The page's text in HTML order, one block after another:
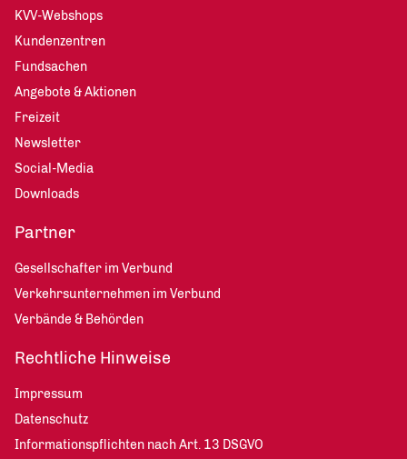
KVV-Webshops
Kundenzentren
Fundsachen
Angebote & Aktionen
Freizeit
Newsletter
Social-Media
Downloads
Partner
Gesellschafter im Verbund
Verkehrsunternehmen im Verbund
Verbände & Behörden
Rechtliche Hinweise
Impressum
Datenschutz
Informationspflichten nach Art. 13 DSGVO